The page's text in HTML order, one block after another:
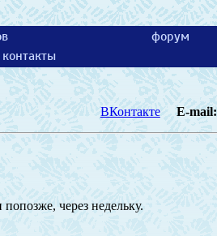
форум
контакты
ВКонтакте E-mail:
через недельку.